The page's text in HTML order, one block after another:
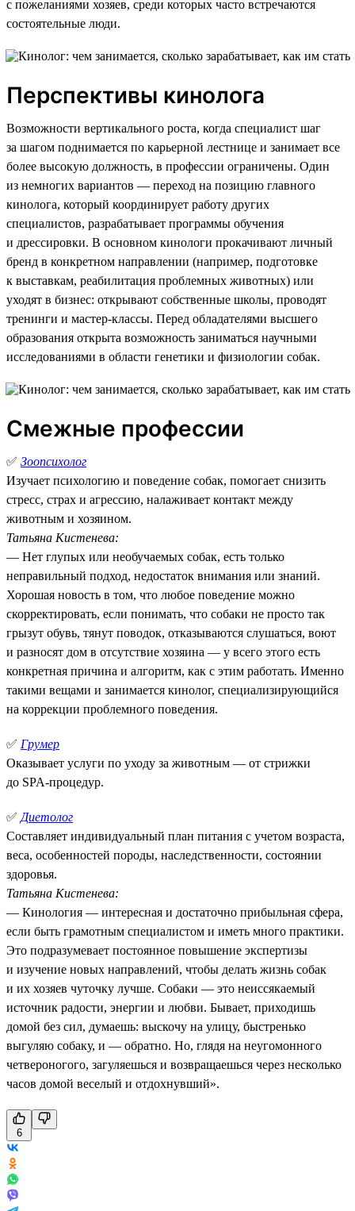
с пожеланиями хозяев, среди которых часто встречаются
состоятельные люди.
Перспективы кинолога
Возможности вертикального роста, когда специалист шаг
за шагом поднимается по карьерной лестнице и занимает все
более высокую должность, в профессии ограничены. Один
из немногих вариантов — переход на позицию главного
кинолога, который координирует работу других
специалистов, разрабатывает программы обучения
и дрессировки. В основном кинологи прокачивают личный
бренд в конкретном направлении (например, подготовке
к выставкам, реабилитация проблемных животных) или
уходят в бизнес: открывают собственные школы, проводят
тренинги и мастер-классы. Перед обладателями высшего
образования открыта возможность заниматься научными
исследованиями в области генетики и физиологии собак.
Смежные профессии
✅ Зоопсихолог
Изучает психологию и поведение собак, помогает снизить
стресс, страх и агрессию, налаживает контакт между
животным и хозяином.
Татьяна Кистенева:
— Нет глупых или необучаемых собак, есть только
неправильный подход, недостаток внимания или знаний.
Хорошая новость в том, что любое поведение можно
скорректировать, если понимать, что собаки не просто так
грызут обувь, тянут поводок, отказываются слушаться, воют
и разносят дом в отсутствие хозяина — у всего этого есть
конкретная причина и алгоритм, как с этим работать. Именно
такими вещами и занимается кинолог, специализирующийся
на коррекции проблемного поведения.
✅ Грумер
Оказывает услуги по уходу за животным — от стрижки
до SPA-процедур.
✅ Диетолог
Составляет индивидуальный план питания с учетом возраста,
веса, особенностей породы, наследственности, состоянии
здоровья.
Татьяна Кистенева:
— Кинология — интересная и достаточно прибыльная сфера,
если быть грамотным специалистом и иметь много практики.
Это подразумевает постоянное повышение экспертизы
и изучение новых направлений, чтобы делать жизнь собак
и их хозяев чуточку лучше. Собаки — это неиссякаемый
источник радости, энергии и любви. Бывает, приходишь
домой без сил, думаешь: выскочу на улицу, быстренько
выгуляю собаку, и — обратно. Но, глядя на неугомонного
четвероногого, загуляешься и возвращаешься через несколько
часов домой веселый и отдохнувший».
6